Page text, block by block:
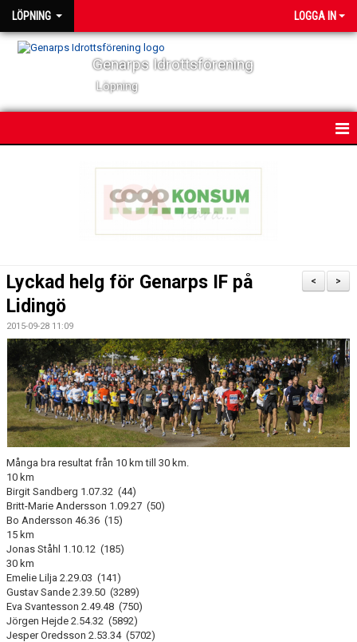
LÖPNING LOGGA IN
Genarps Idrottsförening
Löpning
VÅRA LÖPARE
KONTAKT
LÄNKAR
INTERNA TÄVLINGAR
GIFT GENARPS IF TRAIL 2026
ANMÄLAN TILL LÖPGRUPPEN
>
<
Lyckad helg för Genarps IF på
Lidingö
2015-09-28 11:09
Många bra resultat från 10 km till 30 km.
10 km
Birgit Sandberg 1.07.32 (44)
Britt-Marie Andersson 1.09.27 (50)
Bo Andersson 46.36 (15)
15 km
Jonas Ståhl 1.10.12 (185)
30 km
Emelie Lilja 2.29.03 (141)
Gustav Sande 2.39.50 (3289)
Eva Svantesson 2.49.48 (750)
Jörgen Hejde 2.54.32 (5892)
Jesper Oredsson 2.53.34 (5702)